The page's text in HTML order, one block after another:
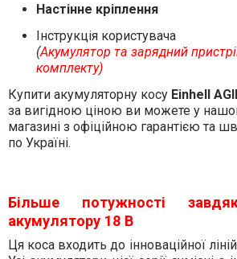
Настінне кріплення
Інструкція користувача
(Акумулятор та зарядний
комплекту)
Купити акумуляторну косу Einhell
за вигідною ціною ви можете у
магазині з офіційною гарантією та
по Україні.
Більше потужності
акумулятору 18 В
Ця коса входить до інноваційної